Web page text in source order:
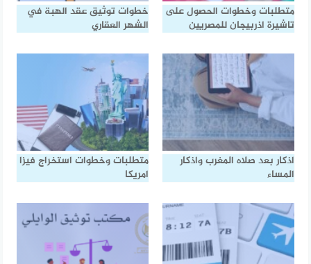
متطلبات وخطوات الحصول على
تاشيرة اذربيجان للمصريين
خطوات توثيق عقد الهبة في
الشهر العقاري
اذكار بعد صلاه المغرب واذكار
المساء
متطلبات وخطوات استخراج فيزا
امريكا